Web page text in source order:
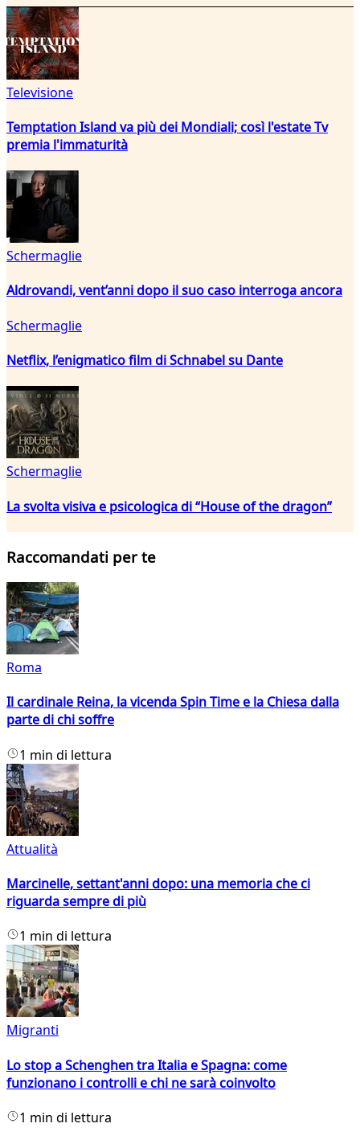
Televisione
Temptation Island va più dei Mondiali; così l'estate Tv
premia l'immaturità
Schermaglie
Aldrovandi, vent’anni dopo il suo caso interroga ancora
Schermaglie
Netflix, l’enigmatico film di Schnabel su Dante
Schermaglie
La svolta visiva e psicologica di “House of the dragon”
Raccomandati per te
Roma
Il cardinale Reina, la vicenda Spin Time e la Chiesa dalla
parte di chi soffre
1 min di lettura
Attualità
Marcinelle, settant'anni dopo: una memoria che ci
riguarda sempre di più
1 min di lettura
Migranti
Lo stop a Schenghen tra Italia e Spagna: come
funzionano i controlli e chi ne sarà coinvolto
1 min di lettura